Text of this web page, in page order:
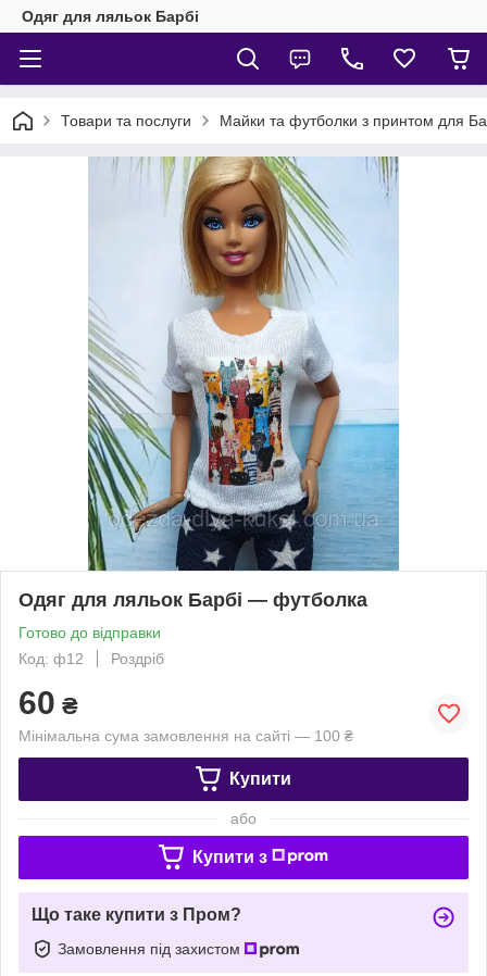
Одяг для ляльок Барбі
Товари та послуги Майки та футболки з принтом для
Одяг для ляльок Барбі — футболка
Готово до відправки
Код: ф12
Роздріб
60 ₴
Мінімальна сума замовлення на сайті — 100 ₴
Купити
або
Купити з
Що таке купити з Пром?
Замовлення під захистом